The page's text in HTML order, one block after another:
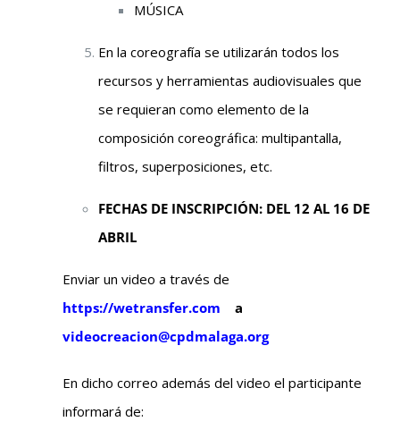
MÚSICA
En la coreografía se utilizarán todos los
recursos y herramientas audiovisuales que
se requieran como elemento de la
composición coreográfica: multipantalla,
filtros, superposiciones, etc.
FECHAS DE INSCRIPCIÓN: DEL 12 AL 16 DE
ABRIL
Enviar un video a través de
https://wetransfer.com
a
videocreacion@cpdmalaga.org
En dicho correo además del video el participante
informará de: